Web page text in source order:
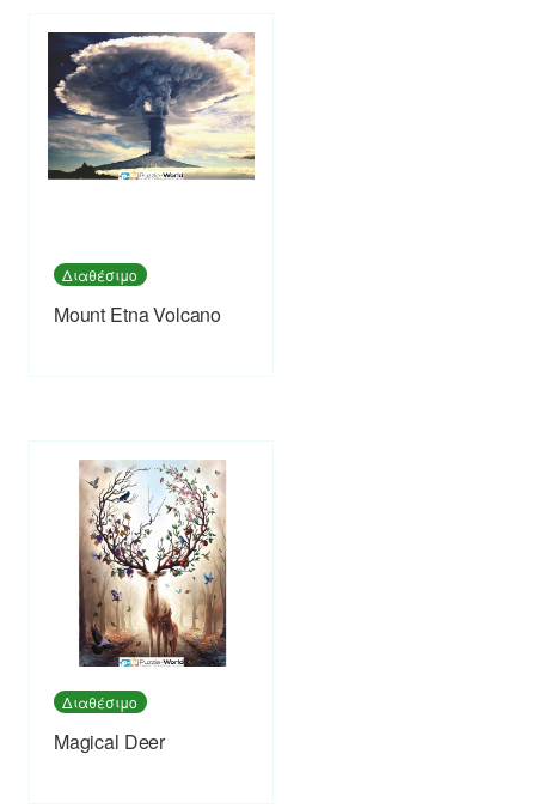
Διαθέσιμο
Mount Etna Volcano
Διαθέσιμο
Magical Deer